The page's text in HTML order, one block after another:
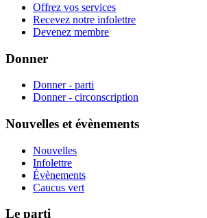
Offrez vos services
Recevez notre infolettre
Devenez membre
Donner
Donner - parti
Donner - circonscription
Nouvelles et évènements
Nouvelles
Infolettre
Évènements
Caucus vert
Le parti